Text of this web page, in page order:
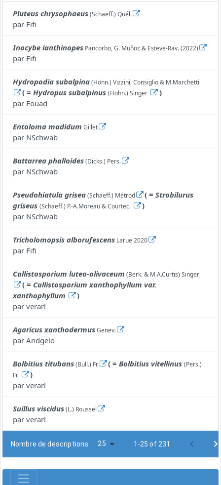
Pluteus chrysophaeus(Schaeff.) Quél.
par Fifi
Inocybe ianthinopes Pancorbo, G. Muñoz & Esteve-Rav. (2022)
par Fifi
Hydropodia subalpina(Höhn.) Vizzini, Consiglio & M.Marchetti
( =Hydropus subalpinus (Höhn.) Singer
)
par Fouad
Entoloma madidum Gillet
par NSchwab
Battarrea phalloides(Dicks.) Pers.
par NSchwab
Pseudohiatula grisea(Schaeff.) Métrod ( =Strobilurus
griseus (Schaeff.) P.-A.Moreau & Courtec.
)
par NSchwab
Tricholomopsis alborufescens Larue 2020
par Fifi
Callistosporium luteo-olivaceum (Berk. & M.A.Curtis) Singer
( = Callistosporium xanthophyllum var.
xanthophyllum
)
par verarl
Agaricus xanthodermusGenev.
par Andgelo
Bolbitius titubans(Bull.) Fr. ( =Bolbitius vitellinus (Pers.)
Fr.
)
par verarl
Suillus viscidus(L.) Roussel
par verarl
Nombre de descriptions: 25 1-25 of 231